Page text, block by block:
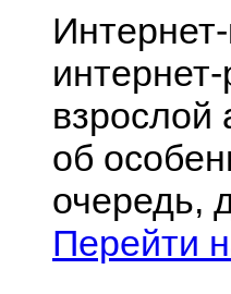
взрослой
об
очередь,
Перейти